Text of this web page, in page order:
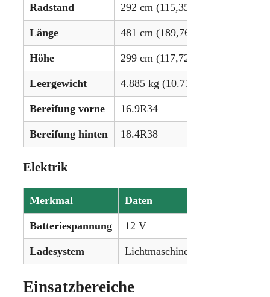
Radstand 292 cm (115,35 in)
Länge 481 cm (189,76 in)
Höhe 299 cm (117,72 in)
Leergewicht 4.885 kg (10.771 lbs)
Bereifung vorne 16.9R34
Bereifung hinten 18.4R38
Elektrik
Merkmal Daten
Batteriespannung 12 V
Ladesystem Lichtmaschine (Alternator)
Einsatzbereiche